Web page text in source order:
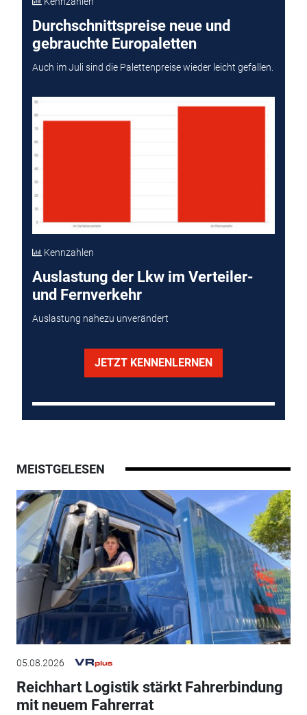
Durchschnittspreise neue und
gebrauchte Europaletten
Auch im Juli sind die Palettenpreise wieder leicht gefallen.
Kennzahlen
Auslastung der Lkw im Verteiler-
und Fernverkehr
Auslastung nahezu unverändert
JETZT KENNENLERNEN
MEISTGELESEN
05.08.2026
Reichhart Logistik stärkt Fahrerbindung
mit neuem Fahrerrat